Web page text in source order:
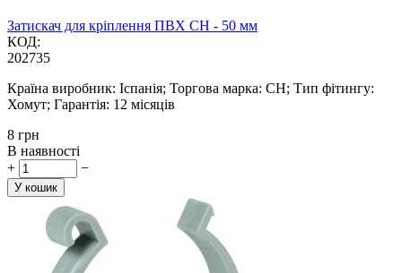
Затискач для кріплення ПВХ CH - 50 мм
КОД:
202735
Країна виробник: Іспанія; Торгова марка: CH; Тип фітингу:
Хомут; Гарантія: 12 місяців
‍8‍ грн
В наявності
+
−
У кошик